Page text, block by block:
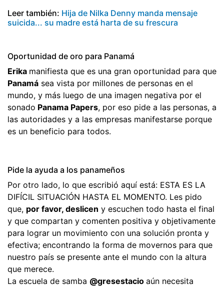
Leer también: Hija de Nilka Denny manda mensaje
suicida... su madre está harta de su frescura
Oportunidad de oro para Panamá
Erika manifiesta que es una gran oportunidad para que
Panamá sea vista por millones de personas en el
mundo, y más luego de una imagen negativa por el
sonado Panama Papers, por eso pide a las personas, a
las autoridades y a las empresas manifestarse porque
es un beneficio para todos.
Pide la ayuda a los panameños
Por otro lado, lo que escribió aquí está: ESTA ES LA
DIFÍCIL SITUACIÓN HASTA EL MOMENTO. Les pido
que, por favor, deslicen y escuchen todo hasta el final
y que compartan y comenten positiva y objetivamente
para lograr un movimiento con una solución pronta y
efectiva; encontrando la forma de movernos para que
nuestro país se presente ante el mundo con la altura
que merece.
La escuela de samba @gresestacio aún necesita